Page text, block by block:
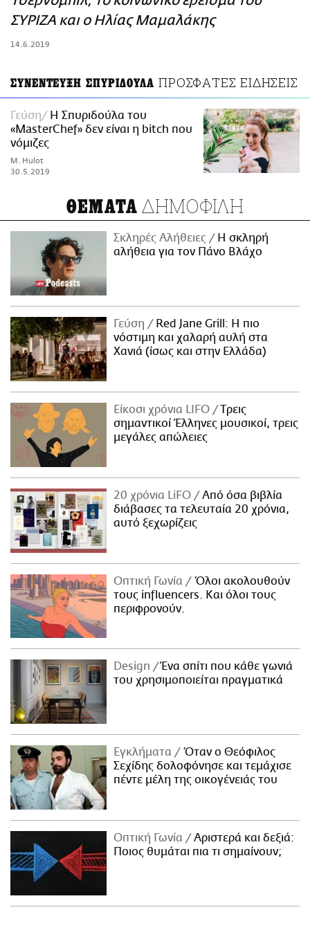
ΑΜΠΑ
ΣΥΡΙΖΑ και ο Ηλίας Μαμαλάκης
14.6.2019
ΣΥΝΕΝΤΕΥΞΗ ΣΠΥΡΙΔΟΥΛΑ ΠΡΟΣΦΑΤΕΣ ΕΙΔΗΣΕΙΣ
Γεύση
Η Σπυριδούλα του
«ΜasterChef» δεν είναι η bitch που
νόμιζες
M. Hulot
30.5.2019
ΘΕΜΑΤΑ ΔΗΜΟΦΙΛΗ
Σκληρές Αλήθειες
H σκληρή
αλήθεια για τον Πάνο Βλάχο
Γεύση
Red Jane Grill: Η πιο
νόστιμη και χαλαρή αυλή στα
Χανιά (ίσως και στην Ελλάδα)
Είκοσι χρόνια LIFO
Tρεις
σημαντικοί Έλληνες μουσικοί, τρεις
μεγάλες απώλειες
20 χρόνια LiFO
Από όσα βιβλία
διάβασες τα τελευταία 20 χρόνια,
αυτό ξεχωρίζεις
Οπτική Γωνία
Όλοι ακολουθούν
τους influencers. Και όλοι τους
περιφρονούν.
Design
Ένα σπίτι που κάθε γωνιά
του χρησιμοποιείται πραγματικά
Εγκλήματα
Όταν ο Θεόφιλος
Σεχίδης δολοφόνησε και τεμάχισε
πέντε μέλη της οικογένειάς του
Οπτική Γωνία
Αριστερά και δεξιά:
Ποιος θυμάται πια τι σημαίνουν;